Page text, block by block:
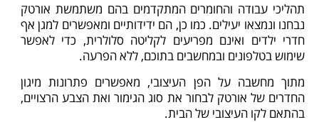
תהליכי עבודה והחומרים המתקדמים בהם משתמשת אורטק
נבחנו ונמצאו יעילים. כמו כן, הם ידידותיים ומאפשרים למגן אף
חדרי ילדים ואינם מפריעים לקליטה סלולרית, כדי לאפשר
שימוש בטלפונים ובמחשבים בתוכם, ללא הפרעה.
מתוך מחשבה על הפן העיצובי, מאפשרים פתרונות מיגון
החדרים של אורטק לבחור את סוג הגימור ואת הצבע הרצויים,
בהתאם לקו העיצובי של הבית.